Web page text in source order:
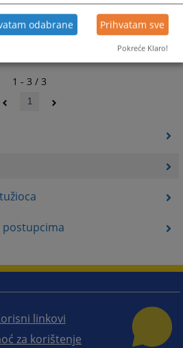
postupcima
1 - 3 / 3
1
linkovi
za korištenje
odabrane Prihvatam sve
Pokreće Klaro!